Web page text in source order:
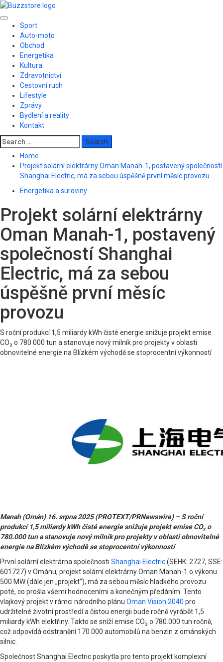
Skip
content
Primary
Menu
Sport
Auto-moto
Obchod
Energetika
Kultura
Zdravotnictví
Cestovní ruch
Lifestyle
Zprávy
Bydlení a reality
Kontakt
Search
for:
Home
Projekt solární elektrárny Oman Manah-1, postavený společností
Shanghai Electric, má za sebou úspěšně první měsíc provozu
Energetika a suroviny
Projekt solární elektrárny
Oman Manah-1, postavený
společností Shanghai
Electric, má za sebou
úspěšně první měsíc
provozu
S roční produkcí 1,5 miliardy kWh čisté energie snižuje projekt emise
CO₂ o 780.000 tun a stanovuje nový milník pro projekty v oblasti
obnovitelné energie na Blízkém východě se stoprocentní výkonností
Manah (Omán) 16. srpna 2025 (PROTEXT/PRNewswire) – S roční
produkcí 1,5 miliardy kWh čisté energie snižuje projekt emise CO₂ o
780.000 tun a stanovuje nový milník pro projekty v oblasti obnovitelné
energie na Blízkém východě se stoprocentní výkonností
První solární elektrárna společnosti Shanghai Electric(SEHK: 2727, SSE:
601727) v Ománu, projekt solární elektrárny Oman Manah-1 o výkonu
500 MW (dále jen „projekt”), má za sebou měsíc hladkého provozu
poté, co prošla všemi hodnoceními a konečným předáním. Tento
vlajkový projekt v rámci národního plánu Oman Vision 2040 pro
udržitelné životní prostředí a čistou energii bude ročně vyrábět 1,5
miliardy kWh elektřiny. Takto se sníží emise CO₂ o 780.000 tun ročně,
což odpovídá odstranění 170.000 automobilů na benzin z ománských
silnic.
Společnost Shanghai Electric poskytla pro tento projekt komplexní